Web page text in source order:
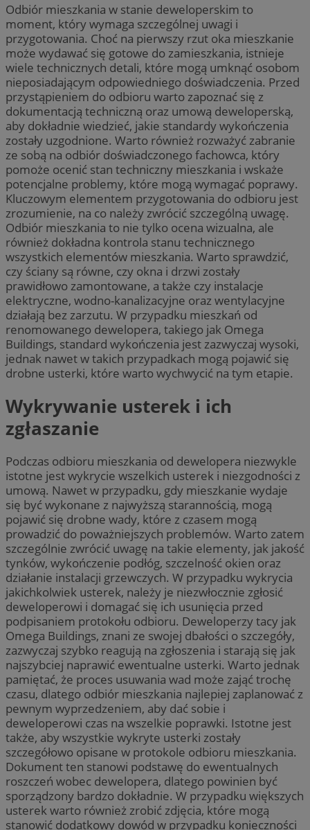
Odbiór mieszkania w stanie deweloperskim to
moment, który wymaga szczególnej uwagi i
przygotowania. Choć na pierwszy rzut oka mieszkanie
może wydawać się gotowe do zamieszkania, istnieje
wiele technicznych detali, które mogą umknąć osobom
nieposiadającym odpowiedniego doświadczenia. Przed
przystąpieniem do odbioru warto zapoznać się z
dokumentacją techniczną oraz umową deweloperską,
aby dokładnie wiedzieć, jakie standardy wykończenia
zostały uzgodnione. Warto również rozważyć zabranie
ze sobą na odbiór doświadczonego fachowca, który
pomoże ocenić stan techniczny mieszkania i wskaże
potencjalne problemy, które mogą wymagać poprawy.
Kluczowym elementem przygotowania do odbioru jest
zrozumienie, na co należy zwrócić szczególną uwagę.
Odbiór mieszkania to nie tylko ocena wizualna, ale
również dokładna kontrola stanu technicznego
wszystkich elementów mieszkania. Warto sprawdzić,
czy ściany są równe, czy okna i drzwi zostały
prawidłowo zamontowane, a także czy instalacje
elektryczne, wodno-kanalizacyjne oraz wentylacyjne
działają bez zarzutu. W przypadku mieszkań od
renomowanego dewelopera, takiego jak Omega
Buildings, standard wykończenia jest zazwyczaj wysoki,
jednak nawet w takich przypadkach mogą pojawić się
drobne usterki, które warto wychwycić na tym etapie.
Wykrywanie usterek i ich
zgłaszanie
Podczas odbioru mieszkania od dewelopera niezwykle
istotne jest wykrycie wszelkich usterek i niezgodności z
umową. Nawet w przypadku, gdy mieszkanie wydaje
się być wykonane z najwyższą starannością, mogą
pojawić się drobne wady, które z czasem mogą
prowadzić do poważniejszych problemów. Warto zatem
szczególnie zwrócić uwagę na takie elementy, jak jakość
tynków, wykończenie podłóg, szczelność okien oraz
działanie instalacji grzewczych. W przypadku wykrycia
jakichkolwiek usterek, należy je niezwłocznie zgłosić
deweloperowi i domagać się ich usunięcia przed
podpisaniem protokołu odbioru. Deweloperzy tacy jak
Omega Buildings, znani ze swojej dbałości o szczegóły,
zazwyczaj szybko reagują na zgłoszenia i starają się jak
najszybciej naprawić ewentualne usterki. Warto jednak
pamiętać, że proces usuwania wad może zająć trochę
czasu, dlatego odbiór mieszkania najlepiej zaplanować z
pewnym wyprzedzeniem, aby dać sobie i
deweloperowi czas na wszelkie poprawki. Istotne jest
także, aby wszystkie wykryte usterki zostały
szczegółowo opisane w protokole odbioru mieszkania.
Dokument ten stanowi podstawę do ewentualnych
roszczeń wobec dewelopera, dlatego powinien być
sporządzony bardzo dokładnie. W przypadku większych
usterek warto również zrobić zdjęcia, które mogą
stanowić dodatkowy dowód w przypadku konieczności